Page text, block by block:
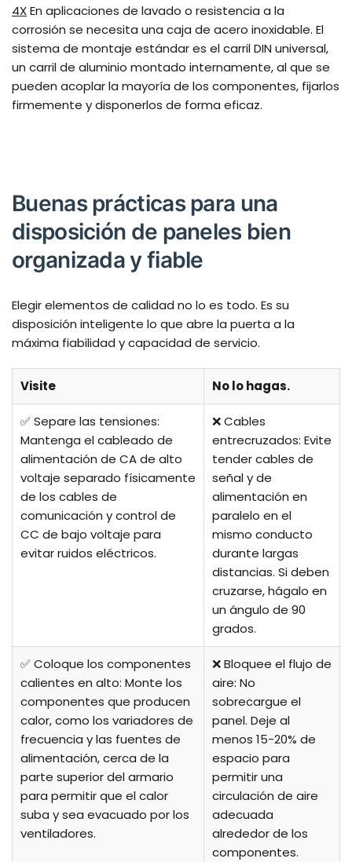
4XEn aplicaciones de lavado o resistencia a la
corrosión se necesita una caja de acero inoxidable. El
sistema de montaje estándar es el carril DIN universal,
un carril de aluminio montado internamente, al que se
pueden acoplar la mayoría de los componentes, fijarlos
firmemente y disponerlos de forma eficaz.
Buenas prácticas para una
disposición de paneles bien
organizada y fiable
Elegir elementos de calidad no lo es todo. Es su
disposición inteligente lo que abre la puerta a la
máxima fiabilidad y capacidad de servicio.
Visite No lo hagas.
✅ Separe las tensiones:
Mantenga el cableado de
alimentación de CA de alto
voltaje separado físicamente
de los cables de
comunicación y control de
CC de bajo voltaje para
evitar ruidos eléctricos.
❌ Cables
entrecruzados: Evite
tender cables de
señal y de
alimentación en
paralelo en el
mismo conducto
durante largas
distancias. Si deben
cruzarse, hágalo en
un ángulo de 90
grados.
✅ Coloque los componentes
calientes en alto: Monte los
componentes que producen
calor, como los variadores de
frecuencia y las fuentes de
alimentación, cerca de la
parte superior del armario
para permitir que el calor
suba y sea evacuado por los
ventiladores.
❌ Bloquee el flujo de
aire: No
sobrecargue el
panel. Deje al
menos 15-20% de
espacio para
permitir una
circulación de aire
adecuada
alrededor de los
componentes.